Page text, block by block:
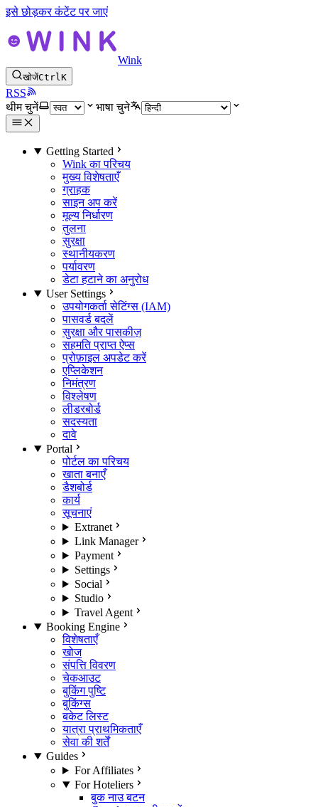
इसे छोड़कर कंटेंट पर जाएं
Wink
खोजेंCtrlK
RSS
थीम चुनें
भाषा चुने
Getting Started
Wink का परिचय
मुख्य विशेषताएँ
ग्राहक
साइन अप करें
मूल्य निर्धारण
तुलना
सुरक्षा
स्थानीयकरण
पर्यावरण
डेटा हटाने का अनुरोध
User Settings
उपयोगकर्ता सेटिंग्स (IAM)
पासवर्ड बदलें
सुरक्षा और पासकीज़
सहमति प्राप्त ऐप्स
प्रोफ़ाइल अपडेट करें
एप्लिकेशन
निमंत्रण
विश्लेषण
लीडरबोर्ड
सदस्यता
दावे
Portal
पोर्टल का परिचय
खाता बनाएँ
डैशबोर्ड
कार्य
सूचनाएं
Extranet
Link Manager
Payment
Settings
Social
Studio
Travel Agent
Booking Engine
विशेषताएँ
खोज
संपत्ति विवरण
चेकआउट
बुकिंग पुष्टि
बुकिंग्स
बकेट लिस्ट
यात्रा प्राथमिकताएँ
सेवा की शर्तें
Guides
For Affiliates
For Hoteliers
बुक नाउ बटन